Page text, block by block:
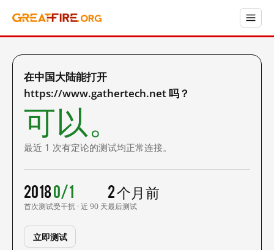
在中国大陆能打开
https://www.gathertech.net 吗？
可以。
最近 1 次有定论的测试均正常连接。
2018
首次测试
0/1
受干扰 · 近 90 天
2 个月前
最后测试
立即测试